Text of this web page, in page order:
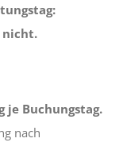
nicht.
je Buchungstag.
nach